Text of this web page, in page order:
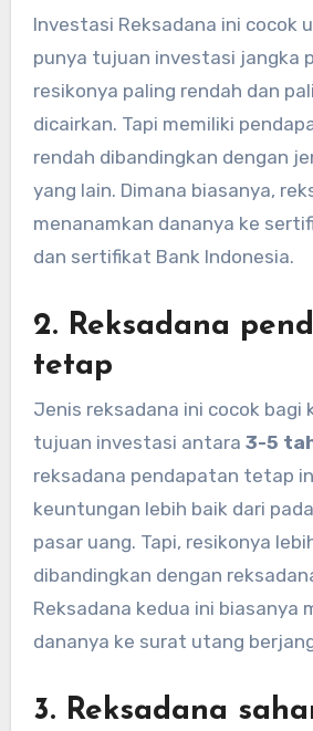
Investasi Reksadana ini cocok
punya tujuan investasi jangka
resikonya paling rendah dan
dicairkan. Tapi memiliki
rendah dibandingkan dengan
yang lain. Dimana biasanya,
menanamkan dananya ke
dan sertifikat Bank Indonesia.
2. Reksadana
tetap
Jenis reksadana ini cocok bagi
tujuan investasi antara 3-5
reksadana pendapatan tetap
keuntungan lebih baik dari
pasar uang. Tapi, resikonya
dibandingkan dengan
Reksadana kedua ini biasanya
dananya ke surat utang
3. Reksadana